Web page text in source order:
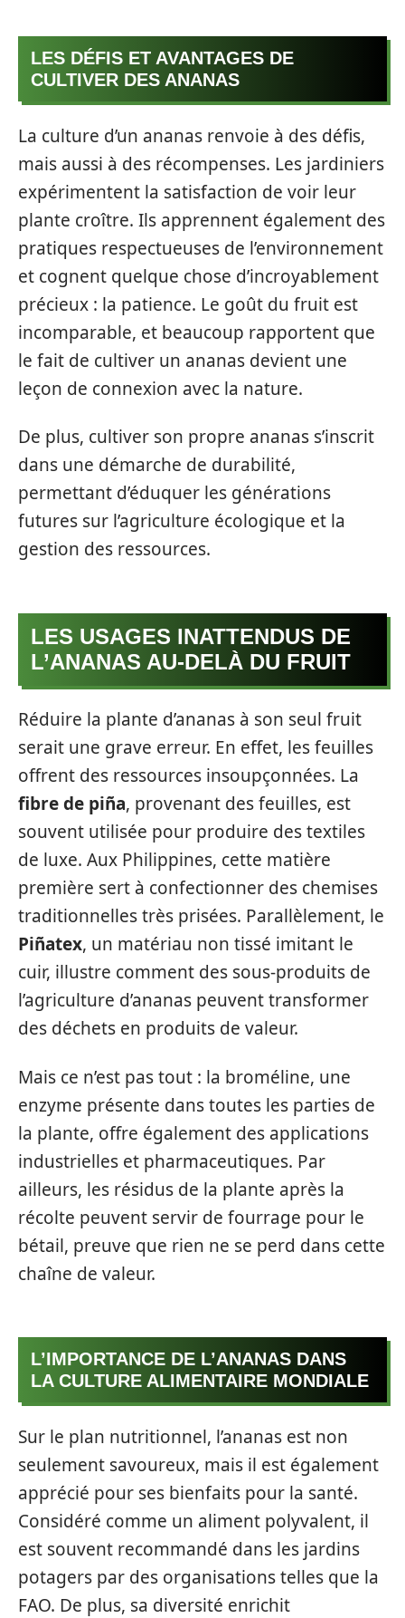
LES DÉFIS ET AVANTAGES DE
CULTIVER DES ANANAS
La culture d’un ananas renvoie à des défis,
mais aussi à des récompenses. Les jardiniers
expérimentent la satisfaction de voir leur
plante croître. Ils apprennent également des
pratiques respectueuses de l’environnement
et cognent quelque chose d’incroyablement
précieux : la patience. Le goût du fruit est
incomparable, et beaucoup rapportent que
le fait de cultiver un ananas devient une
leçon de connexion avec la nature.
De plus, cultiver son propre ananas s’inscrit
dans une démarche de durabilité,
permettant d’éduquer les générations
futures sur l’agriculture écologique et la
gestion des ressources.
LES USAGES INATTENDUS DE
L’ANANAS AU-DELÀ DU FRUIT
Réduire la plante d’ananas à son seul fruit
serait une grave erreur. En effet, les feuilles
offrent des ressources insoupçonnées. La
fibre de piña, provenant des feuilles, est
souvent utilisée pour produire des textiles
de luxe. Aux Philippines, cette matière
première sert à confectionner des chemises
traditionnelles très prisées. Parallèlement, le
Piñatex, un matériau non tissé imitant le
cuir, illustre comment des sous-produits de
l’agriculture d’ananas peuvent transformer
des déchets en produits de valeur.
Mais ce n’est pas tout : la broméline, une
enzyme présente dans toutes les parties de
la plante, offre également des applications
industrielles et pharmaceutiques. Par
ailleurs, les résidus de la plante après la
récolte peuvent servir de fourrage pour le
bétail, preuve que rien ne se perd dans cette
chaîne de valeur.
L’IMPORTANCE DE L’ANANAS DANS
LA CULTURE ALIMENTAIRE MONDIALE
Sur le plan nutritionnel, l’ananas est non
seulement savoureux, mais il est également
apprécié pour ses bienfaits pour la santé.
Considéré comme un aliment polyvalent, il
est souvent recommandé dans les jardins
potagers par des organisations telles que la
FAO. De plus, sa diversité enrichit